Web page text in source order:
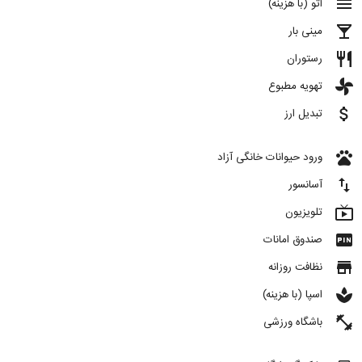
menu اتو (با هزینه)
local_bar مینی بار
restaurant رستوران
toys تهویه مطبوع
attach_money تبدیل ارز
pets ورود حیوانات خانگی آزاد
import_export آسانسور
live_tv تلویزیون
fiber_pin صندوق امانات
store نظافت روزانه
spa اسپا (با هزینه)
fitness_center باشگاه ورزشی